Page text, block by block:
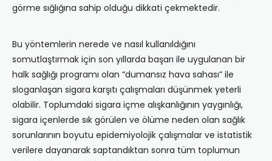
görme sığlığına sahip olduğu dikkati çekmektedir.
Bu yöntemlerin nerede ve nasıl kullanıldığını
somutlaştırmak için son yıllarda başarı ile uygulanan bir
halk sağlığı programı olan “dumansız hava sahası” ile
sloganlaşan sigara karşıtı çalışmaları düşünmek yeterli
olabilir. Toplumdaki sigara içme alışkanlığının yaygınlığı,
sigara içenlerde sık görülen ve ölüme neden olan sağlık
sorunlarının boyutu epidemiyolojik çalışmalar ve istatistik
verilere dayanarak saptandıktan sonra tüm toplumun